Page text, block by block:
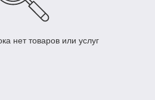
нет товаров или услуг